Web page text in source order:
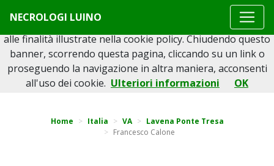
NECROLOGI LUINO
Torna indietro
Home Italia VA
Lavena Ponte Tresa
Francesco Calone
Questo sito o gli strumenti terzi da questo utilizzati si
avvalgono di cookie necessari al funzionamento ed utili
alle finalità illustrate nella cookie policy. Chiudendo questo
banner, scorrendo questa pagina, cliccando su un link o
proseguendo la navigazione in altra maniera, acconsenti
all'uso dei cookie. Ulteriori informazioni OK